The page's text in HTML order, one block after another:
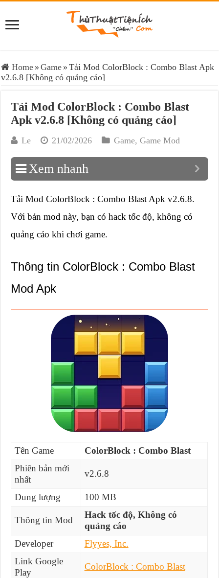
Home » Game » Tải Mod ColorBlock : Combo Blast Apk
v2.6.8 [Không có quảng cáo]
Tải Mod ColorBlock : Combo Blast
Apk v2.6.8 [Không có quảng cáo]
Le 21/02/2026 Game,Game Mod
Xem nhanh
Tải Mod ColorBlock : Combo Blast Apk v2.6.8.
Với bản mod này, bạn có hack tốc độ, không có
quảng cáo khi chơi game.
Thông tin ColorBlock : Combo Blast
Mod Apk
Tên Game
ColorBlock : Combo Blast
Phiên bản mới
nhất
v2.6.8
Dung lượng 100 MB
Thông tin Mod
Hack tốc độ, Không có
quảng cáo
Developer
Flyyes, Inc.
Link Google
Play
ColorBlock : Combo Blast